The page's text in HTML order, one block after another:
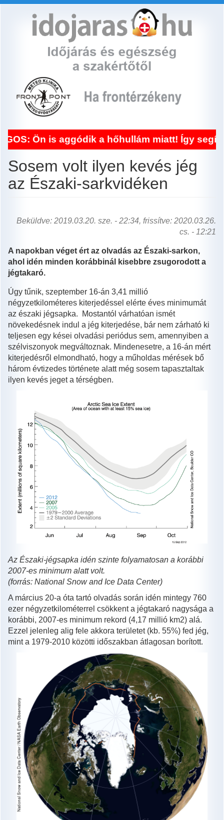
Ön is aggódik a hőhullám miatt! Így segít a
Sosem volt ilyen kevés jég
az Északi-sarkvidéken
Beküldve: 2019.03.20. sze. - 22:34, frissítve: 2020.03.26.
cs. - 12:21
A napokban véget ért az olvadás az Északi-sarkon,
ahol idén minden korábbinál kisebbre zsugorodott a
jégtakaró.
Úgy tűnik, szeptember 16-án 3,41 millió
négyzetkilométeres kiterjedéssel elérte éves minimumát
az északi jégsapka. Mostantól várhatóan ismét
növekedésnek indul a jég kiterjedése, bár nem zárható ki
teljesen egy kései olvadási periódus sem, amennyiben a
szélviszonyok megváltoznak. Mindenesetre, a 16-án mért
kiterjedésről elmondható, hogy a műholdas mérések bő
három évtizedes története alatt még sosem tapasztaltak
ilyen kevés jeget a térségben.
Az Északi-jégsapka idén szinte folyamatosan a korábbi
2007-es minimum alatt volt.
(forrás: National Snow and Ice Data Center)
A március 20-a óta tartó olvadás során idén mintegy 760
ezer négyzetkilométerrel csökkent a jégtakaró nagysága a
korábbi, 2007-es minimum rekord (4,17 millió km2) alá.
Ezzel jelenleg alig fele akkora területet (kb. 55%) fed jég,
mint a 1979-2010 közötti időszakban átlagosan borított.